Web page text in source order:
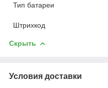
Тип батареи
Штрихкод
Скрыть
Условия доставки